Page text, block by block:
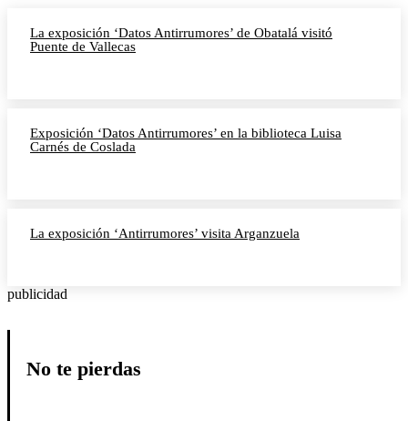
La exposición ‘Datos Antirrumores’ de Obatalá visitó
Puente de Vallecas
Exposición ‘Datos Antirrumores’ en la biblioteca Luisa
Carnés de Coslada
La exposición ‘Antirrumores’ visita Arganzuela
publicidad
No te pierdas